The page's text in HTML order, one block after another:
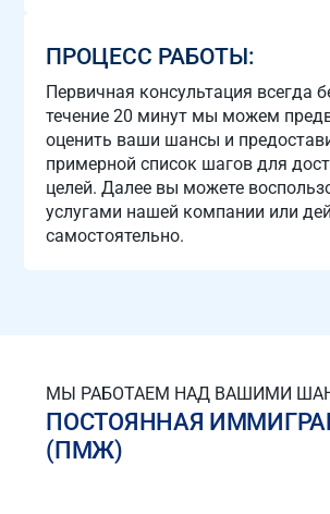
ПРОЦЕСС РАБОТЫ:
Первичная консультация всегда
течение 20 минут мы можем
оценить ваши шансы и
примерной список шагов для
целей. Далее вы можете
услугами нашей компании или
самостоятельно.
МЫ РАБОТАЕМ НАД ВАШИМИ
ПОСТОЯННАЯ
(ПМЖ)